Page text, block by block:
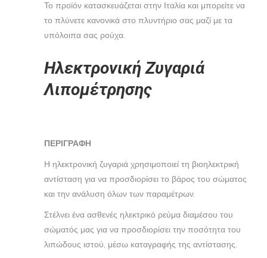
Το προϊόν κατασκευάζεται στην Ιταλία και μπορείτε να
το πλύνετε κανονικά στο πλυντήριο σας μαζί με τα
υπόλοιπα σας ρούχα.
Ηλεκτρονική Ζυγαριά
Λιπομέτρησης
ΠΕΡΙΓΡΑΦΗ
Η ηλεκτρονική ζυγαριά χρησιμοποιεί τη βιοηλεκτρική
αντίσταση για να προσδιορίσει το βάρος του σώματος
και την ανάλυση όλων των παραμέτρων.
Στέλνει ένα ασθενές ηλεκτρικό ρεύμα διαμέσου του
σώματός μας για να προσδιορίσει την ποσότητα του
λιπώδους ιστού, μέσω καταγραφής της αντίστασης.